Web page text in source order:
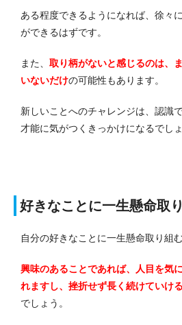
ある程度できるようになれば、徐々
ができるはずです。
また、 取り柄がないと感じるのは、
いないだけの可能性もあります。
新しいことへのチャレンジは、認識
才能に気がつくきっかけになるでしょ
好きなことに一生懸命取
自分の好きなことに一生懸命取り組
興味のあることであれば、人目を気
れますし、挫折せず長く続けていける
でしょう。